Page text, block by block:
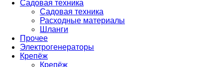
Садовая техника
Садовая техника
Расходные материалы
Шланги
Прочее
Электрогенераторы
Крепёж
Крепёж